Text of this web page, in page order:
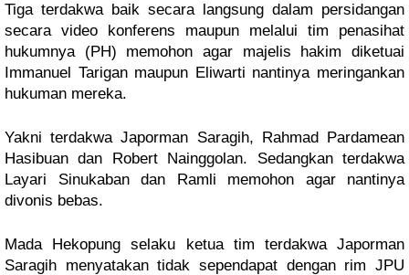
Tiga terdakwa baik secara langsung dalam persidangan
secara video konferens maupun melalui tim penasihat
hukumnya (PH) memohon agar majelis hakim diketuai
Immanuel Tarigan maupun Eliwarti nantinya meringankan
hukuman mereka.
Yakni terdakwa Japorman Saragih, Rahmad Pardamean
Hasibuan dan Robert Nainggolan. Sedangkan terdakwa
Layari Sinukaban dan Ramli memohon agar nantinya
divonis bebas.
Mada Hekopung selaku ketua tim terdakwa Japorman
Saragih menyatakan tidak sependapat dengan rim JPU